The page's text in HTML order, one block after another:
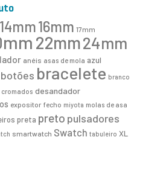
14mm16mm 17mm
22mm24mm
anéis asas de mola azul
botões bracelete branco
cromados desandador
expositor fecho miyota molas de asa
preta preto pulsadores
smartwatch Swatch tabuleiro XL